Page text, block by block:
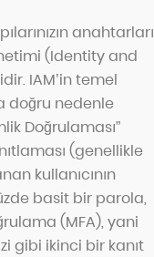
anahtarları
(Identity and
IAM’in temel
doğru nedenle
Doğrulaması”
(genellikle
kullanıcının
basit bir parola,
(MFA), yani
gibi ikinci bir kanıt